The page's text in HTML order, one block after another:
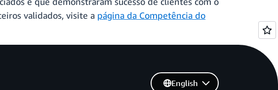
validados, visite a página da Competência do
English